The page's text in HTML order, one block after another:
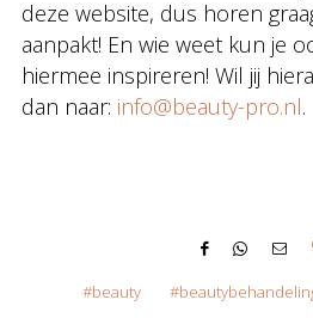
deze website, dus horen
aanpakt! En wie weet kun je
hiermee inspireren! Wil jij
dan naar: info@beauty-pro.nl.
beauty